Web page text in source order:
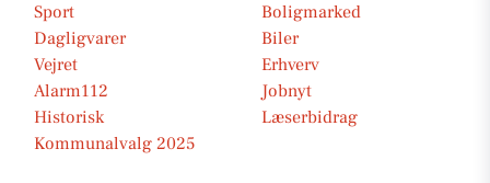
Sport
Boligmarked
Dagligvarer
Biler
Vejret
Erhverv
Alarm112
Jobnyt
Historisk
Læserbidrag
Kommunalvalg 2025